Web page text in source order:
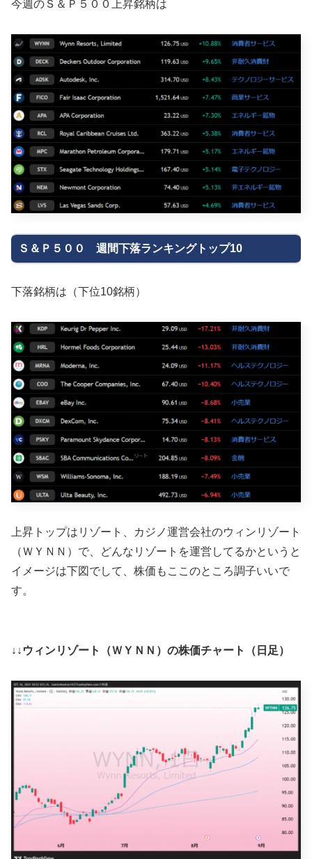
今週のＳ＆Ｐ５００上昇銘柄は
Ｓ＆Ｐ５００ 週間下落ランキングトップ10
下落銘柄は（下位10銘柄）
上昇トップはリゾート、カジノ運営会社のウィンリゾート
（ＷＹＮＮ）で、どんなリゾートを運営してるかというと
イメージは下図でして、株価もここのところ調子いいで
す。
↓↓ウィンリゾート（ＷＹＮＮ）の株価チャート（日足）